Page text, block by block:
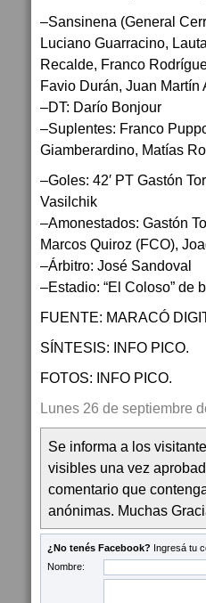
–Sansinena (General
Luciano Guarracino,
Recalde, Franco
Favio Durán, Juan Martín
–DT: Darío Bonjour
–Suplentes: Franco
Giamberardino, Matías
–Goles: 42′ PT Gastón
Vasilchik
–Amonestados: Gastón
Marcos Quiroz (FCO),
–Árbitro: José Sandoval
–Estadio: “El Coloso” de
FUENTE: MARACÓ
SÍNTESIS: INFO PICO.
FOTOS: INFO PICO.
Lunes 26 de septiembre
Se informa a los
visibles una vez
comentario que
anónimas. Muchas
¿No tenés Facebook? Ingresá tu
Nombre: